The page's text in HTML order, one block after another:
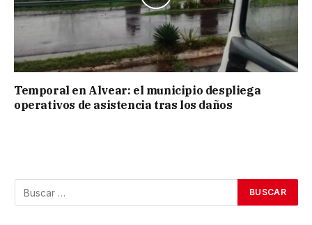
Temporal en Alvear: el municipio despliega
operativos de asistencia tras los daños